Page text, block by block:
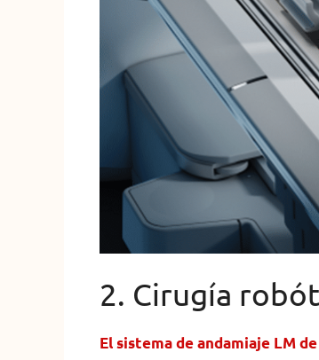
2. Cirugía
El sistema de andamiaje LM